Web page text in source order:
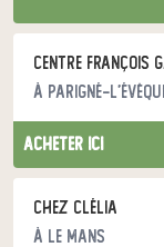
à Parigné-
acheter ici
Chez Clélia
à Le Mans